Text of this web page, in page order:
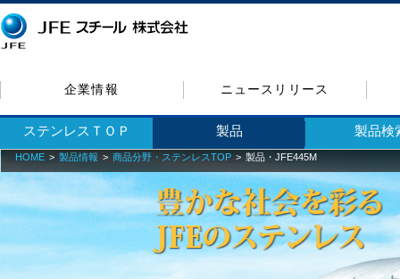
企業情報 ニュースリリース
ステンレスＴＯＰ 製品 製品検
HOME 製品情報 商品分野・ステンレスTOP 製品・JFE445M